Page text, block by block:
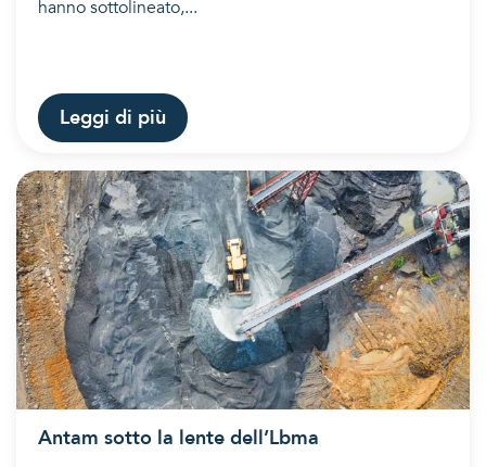
hanno sottolineato,...
Leggi di più
Antam sotto la lente dell’Lbma